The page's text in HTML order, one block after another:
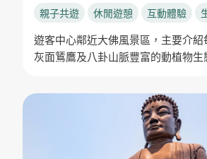
親子共遊 休閒遊憩 互動體驗
遊客中心鄰近大佛風景區，主要介
灰面鵟鷹及八卦山脈豐富的動植物生